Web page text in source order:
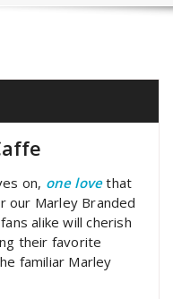
on, one lovethat
our Marley Branded
alike will cherish
their favorite
familiar Marley